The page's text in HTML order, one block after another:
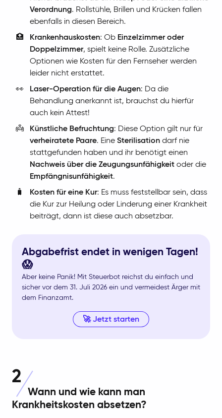
Verordnung. Rollstühle, Brillen und Krücken fallen
ebenfalls in diesen Bereich.
🏥
Krankenhauskosten: Ob Einzelzimmer oder
Doppelzimmer, spielt keine Rolle. Zusätzliche
Optionen wie Kosten für den Fernseher werden
leider nicht erstattet.
👀
Laser-Operation für die Augen: Da die
Behandlung anerkannt ist, brauchst du hierfür
auch kein Attest!
👼
Künstliche Befruchtung: Diese Option gilt nur für
verheiratete Paare. Eine Sterilisation darf nie
stattgefunden haben und ihr benötigt einen
Nachweis über die Zeugungsunfähigkeit oder die
Empfängnisunfähigkeit.
🧳
Kosten für eine Kur: Es muss feststellbar sein, dass
die Kur zur Heilung oder Linderung einer Krankheit
beiträgt, dann ist diese auch absetzbar.
Abgabefrist endet in wenigen Tagen!
😱
Aber keine Panik! Mit Steuerbot reichst du einfach und
sicher vor dem 31. Juli 2026 ein und vermeidest Ärger mit
dem Finanzamt.
🚀 Jetzt starten
2
Wann und wie kann man
Krankheitskosten absetzen?